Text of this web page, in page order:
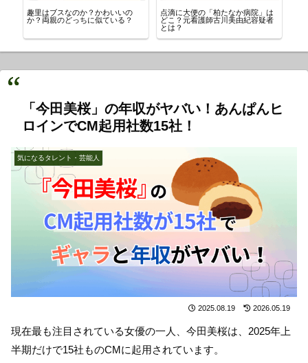
趣里はブスなのか？かわいいの
か？両親のどっちに似ている？
点滴に大便の「柏たなか病院」は
どこ？元看護師古川美由紀容疑者
とは？
「今田美桜」の年収がヤバい！あんぱんヒ
ロインでCM起用社数15社！
気になるタレント・芸能人
2025.08.19 2026.05.19
現在最も注目されている女優の一人、今田美桜は、2025年上
半期だけで15社ものCMに起用されています。